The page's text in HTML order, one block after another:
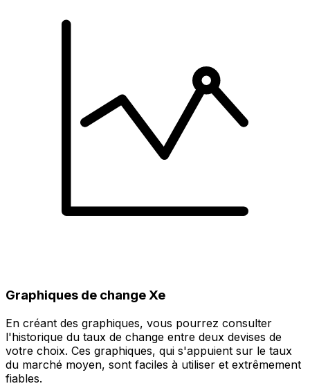
Graphiques de change Xe
En créant des graphiques, vous pourrez consulter
l'historique du taux de change entre deux devises de
votre choix. Ces graphiques, qui s'appuient sur le taux
du marché moyen, sont faciles à utiliser et extrêmement
fiables.